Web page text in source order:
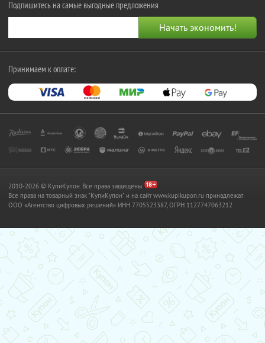
Подпишитесь на самые выгодные предложения
Принимаем к оплате:
2010-2026 © КупиКупон. Все права защищены.
Все права на товарный знак "КупиКупон" и на сайт www.kupikupon.ru принадлежат
OOO «Агентство цифровых решений» ИНН 7705523387, ОГРН 1127747063212